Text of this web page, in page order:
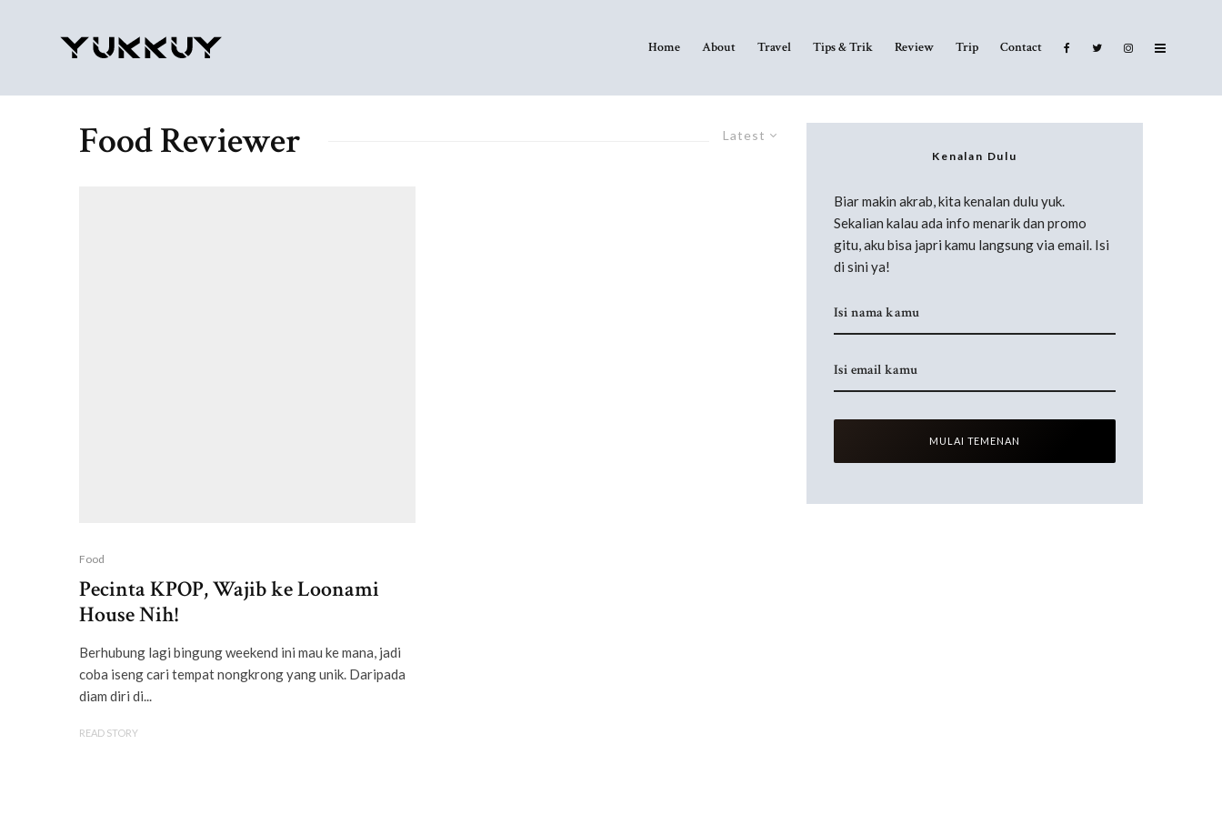
Home About Travel Tips & Trik Review Trip Contact
Latest
Food Reviewer
Food
Pecinta KPOP, Wajib ke Loonami
House Nih!
Berhubung lagi bingung weekend ini mau ke mana, jadi
coba iseng cari tempat nongkrong yang unik. Daripada
diam diri di...
READ STORY
Kenalan Dulu
Biar makin akrab, kita kenalan dulu yuk.
Sekalian kalau ada info menarik dan promo
gitu, aku bisa japri kamu langsung via email. Isi
di sini ya!